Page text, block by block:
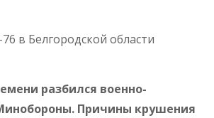
в Белгородской области
разбился военно-
Причины крушения